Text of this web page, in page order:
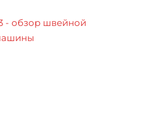
- обзор швейной